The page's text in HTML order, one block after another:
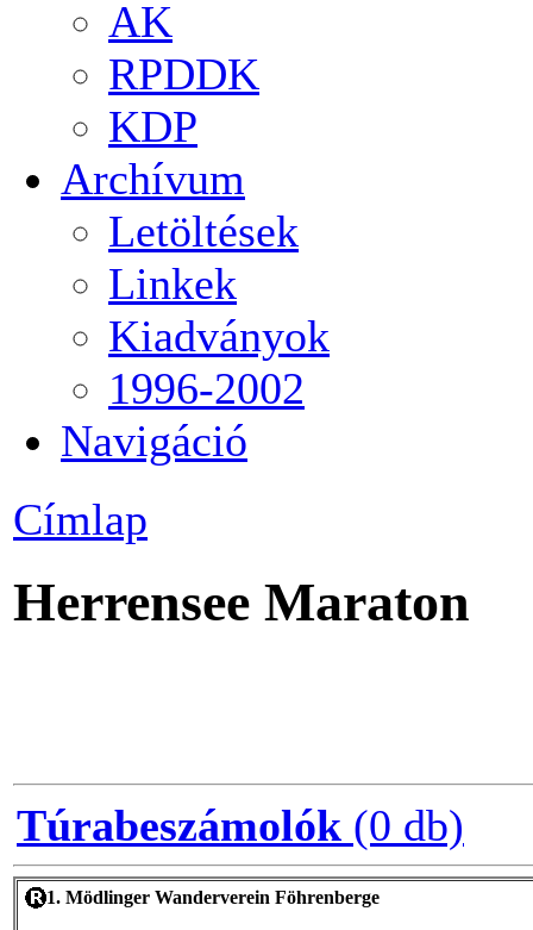
AK
RPDDK
KDP
Archívum
Letöltések
Linkek
Kiadványok
1996-2002
Navigáció
Címlap
Herrensee Maraton
Túrabeszámolók (0 db)
1. Mödlinger Wanderverein Föhrenberge